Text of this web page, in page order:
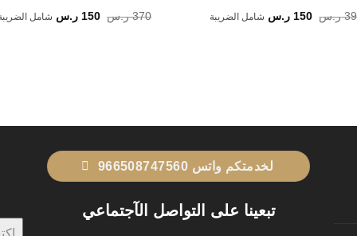
تم التقييم
5
ر.س السعر
الأصلي
150 ر.س السعر
الحالي
شامل الضريبة تم التقييم
5
370 ر.س السعر
الأصلي
150 ر.س السعر
الحالي
شامل
لخدمتكم واتس 966508747560
تبعينا على التواصل الآجتماعي